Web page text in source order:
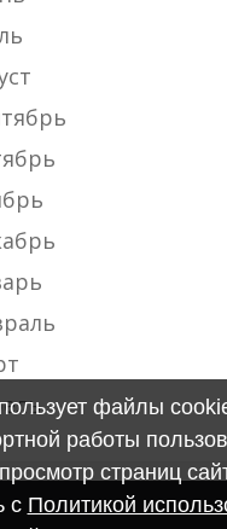
файлы
работы
страниц
с Политикой